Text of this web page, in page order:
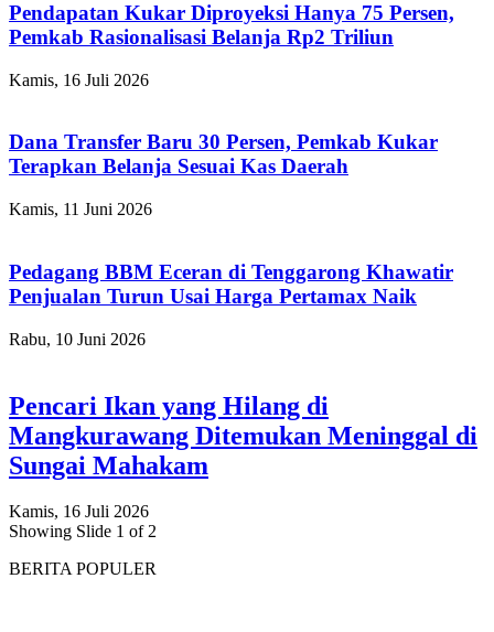
Pendapatan Kukar Diproyeksi Hanya 75 Persen,
Pemkab Rasionalisasi Belanja Rp2 Triliun
Kamis, 16 Juli 2026
Dana Transfer Baru 30 Persen, Pemkab Kukar
Terapkan Belanja Sesuai Kas Daerah
Kamis, 11 Juni 2026
Pedagang BBM Eceran di Tenggarong Khawatir
Penjualan Turun Usai Harga Pertamax Naik
Rabu, 10 Juni 2026
Pencari Ikan yang Hilang di
Mangkurawang Ditemukan Meninggal di
Sungai Mahakam
Kamis, 16 Juli 2026
Showing Slide 1 of 2
BERITA POPULER